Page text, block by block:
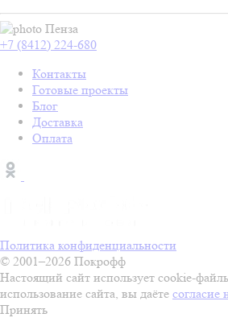
Пенза
+7 (8412) 224-680
Контакты
Готовые проекты
Блог
Доставка
Оплата
Политика конфиденциальности
© 2001–2026 Покрофф
Настоящий сайт использует cookie-
использование сайта, вы даёте согласие
Принять